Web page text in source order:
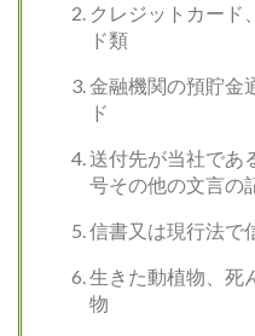
クレジットカード
ド類
金融機関の預貯金
ド
送付先が当社であ
号その他の文言の
信書又は現行法で
生きた動植物、死
物